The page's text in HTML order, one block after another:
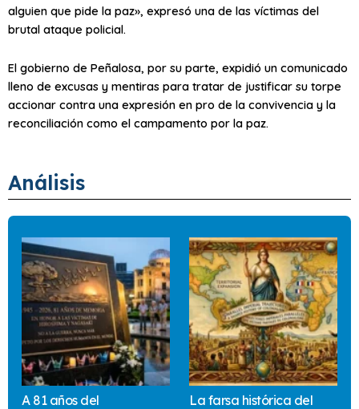
alguien que pide la paz», expresó una de las víctimas del
brutal ataque policial.
El gobierno de Peñalosa, por su parte, expidió un comunicado
lleno de excusas y mentiras para tratar de justificar su torpe
accionar contra una expresión en pro de la convivencia y la
reconciliación como el campamento por la paz.
Análisis
A 81 años del
La farsa histórica del